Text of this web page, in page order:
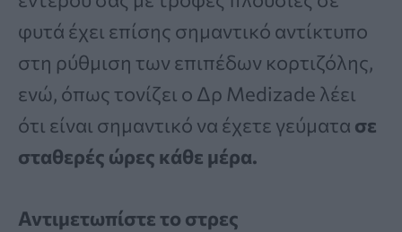
φυτά έχει επίσης σημαντικό αντίκτυπο
στη ρύθμιση των επιπέδων κορτιζόλης,
ενώ, όπως τονίζει ο Δρ Medizade λέει
ότι είναι σημαντικό να έχετε γεύματα σε
σταθερές ώρες κάθε μέρα.
Αντιμετωπίστε το στρες